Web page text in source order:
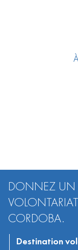
DONNEZ UN
CORDOBA.
Destination